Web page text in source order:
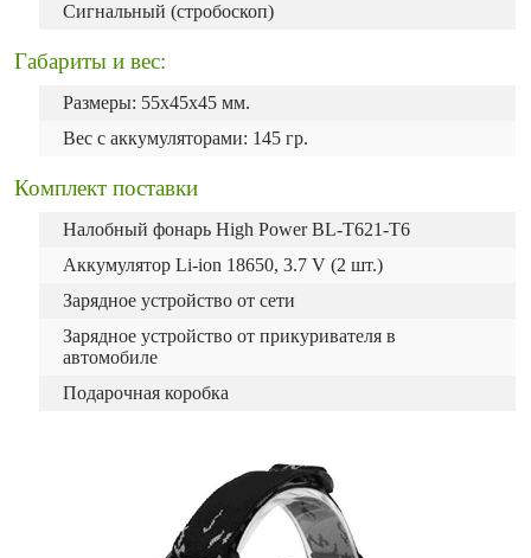
Сигнальный (стробоскоп)
Габариты и вес:
Размеры: 55х45х45 мм.
Вес с аккумуляторами: 145 гр.
Комплект поставки
Налобный фонарь High Power BL-T621-T6
Аккумулятор Li-ion 18650, 3.7 V (2 шт.)
Зарядное устройство от сети
Зарядное устройство от прикуривателя в
автомобиле
Подарочная коробка